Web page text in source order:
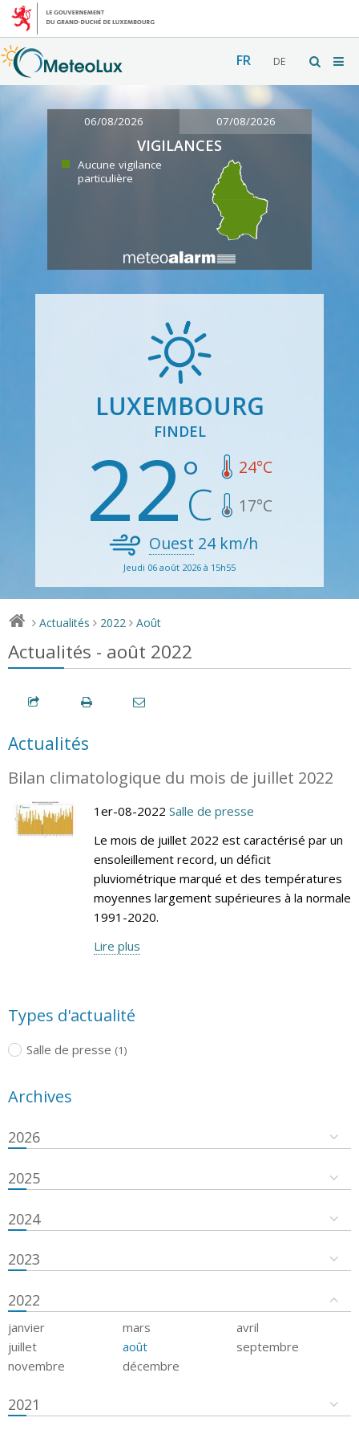
FR DE
06/08/2026 07/08/2026
VIGILANCES
Aucune vigilance
particulière
LUXEMBOURG
FINDEL
22 24°C
17°C
Ouest 24 km/h
Jeudi 06 août 2026 à 15h55
> Actualités > 2022 > Août
Actualités - août 2022
Actualités
Bilan climatologique du mois de juillet 2022
1er-08-2022 Salle de presse
Le mois de juillet 2022 est caractérisé par un
ensoleillement record, un déficit
pluviométrique marqué et des températures
moyennes largement supérieures à la normale
1991-2020.
Lire plus
Types d'actualité
Salle de presse (1)
Archives
2026
2025
2024
2023
2022
janvier mars
avril
juillet
août
septembre
novembre
décembre
2021